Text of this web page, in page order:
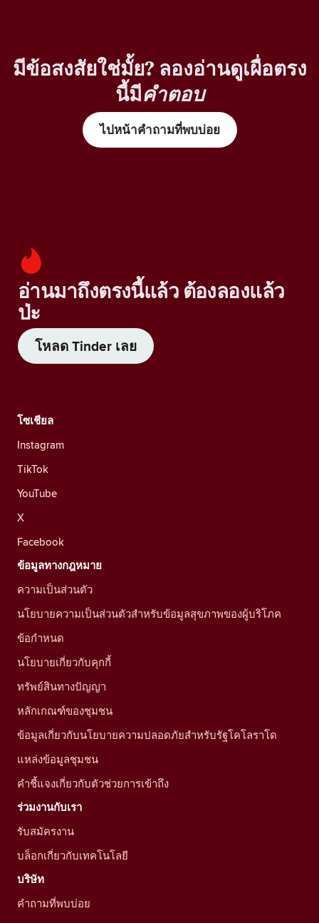
มีข้อสงสัยใช่มั้ย? ลองอ่านดูเผื่อตรง
นี้มีคำตอบ
ไปหน้าคำถามที่พบบ่อย
อ่านมาถึงตรงนี้แล้ว ต้องลองแล้ว
ป่ะ
โหลด Tinder เลย
โซเชียล
Instagram
TikTok
YouTube
X
Facebook
ข้อมูลทางกฎหมาย
ความเป็นส่วนตัว
นโยบายความเป็นส่วนตัวสำหรับข้อมูลสุขภาพของผู้บริโภค
ข้อกำหนด
นโยบายเกี่ยวกับคุกกี้
ทรัพย์สินทางปัญญา
หลักเกณฑ์ของชุมชน
ข้อมูลเกี่ยวกับนโยบายความปลอดภัยสำหรับรัฐโคโลราโด
แหล่งข้อมูลชุมชน
คำชี้แจงเกี่ยวกับตัวช่วยการเข้าถึง
ร่วมงานกับเรา
รับสมัครงาน
บล็อกเกี่ยวกับเทคโนโลยี
บริษัท
คำถามที่พบบ่อย